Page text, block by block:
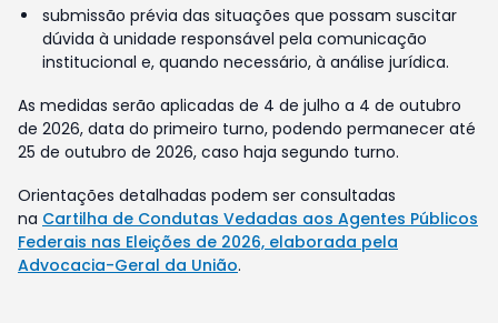
submissão prévia das situações que possam suscitar
dúvida à unidade responsável pela comunicação
institucional e, quando necessário, à análise jurídica.
As medidas serão aplicadas de 4 de julho a 4 de outubro
de 2026, data do primeiro turno, podendo permanecer até
25 de outubro de 2026, caso haja segundo turno.
Orientações detalhadas podem ser consultadas
na Cartilha de Condutas Vedadas aos Agentes Públicos
Federais nas Eleições de 2026, elaborada pela
Advocacia-Geral da União.